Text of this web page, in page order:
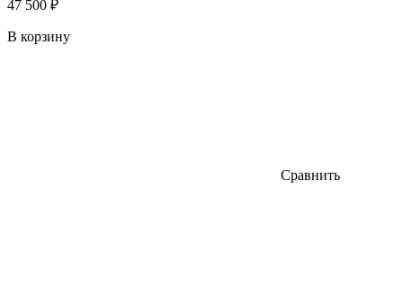
47 500 ₽
В корзину
Сравнить